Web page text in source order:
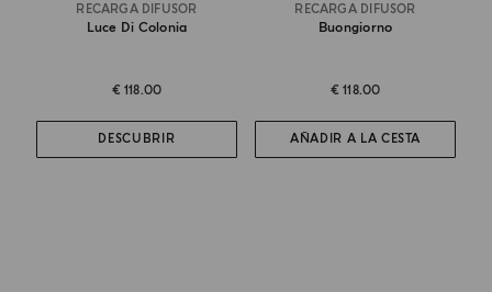
RECARGA DIFUSOR
Luce Di Colonia
€ 118.00
DESCUBRIR
RECARGA DIFUSOR
Buongiorno
€ 118.00
AÑADIR A LA CESTA